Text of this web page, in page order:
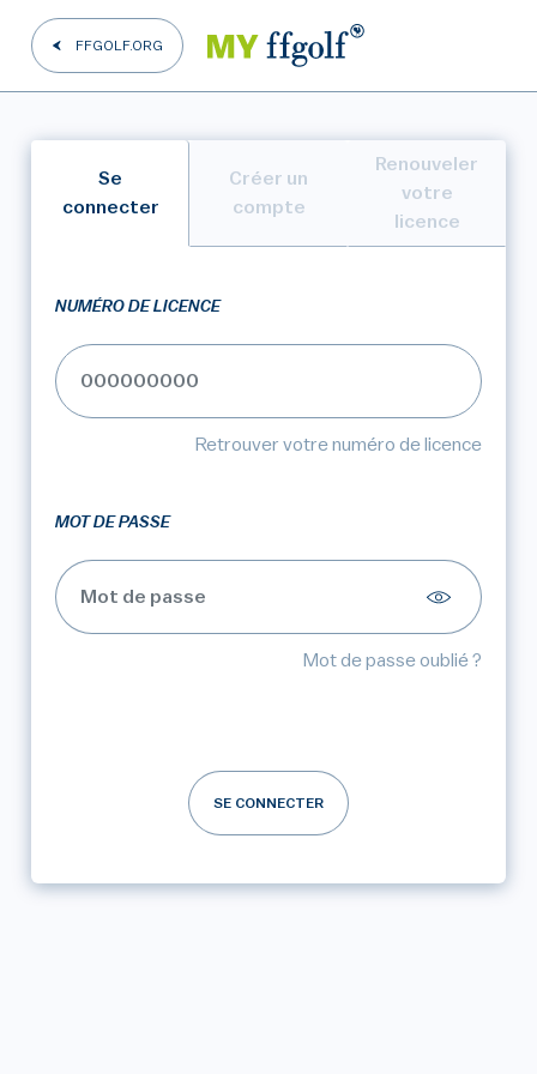
FFGOLF.ORG
Se
connecter
Créer un
compte
Renouveler
votre
licence
NUMÉRO DE LICENCE
Retrouver votre numéro de licence
MOT DE PASSE
Mot de passe oublié ?
SE CONNECTER